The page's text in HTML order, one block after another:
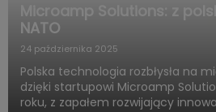
Microamp Solutions: z
NATO
24 października 2025
Polska technologia rozbłysła na
dzięki startupowi Microamp
roku, z zapałem rozwijający